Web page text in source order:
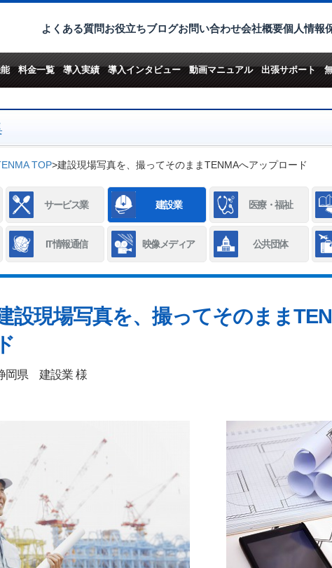
よくある質問お役立ちブログお問い合わせ会社概要個人情報
料金一覧 導入実績 導入インタビュー 動画マニュアル 出張サポート
TOP>建設現場写真を、撮ってそのままTENMAへアップロード
サービス業 建設業 医療・福祉
IT情報通信 映像メディア 公共団体
設現場写真を、撮ってそのまま
ド
岡県 建設業 様